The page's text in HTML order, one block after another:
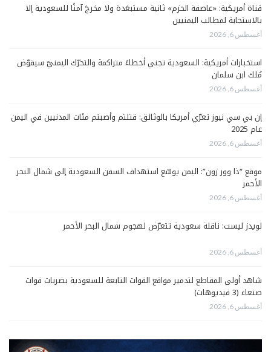
قناة أمريكية: «عاصفة الحزم» ثانية مستبعَدة ولا مخرجَ آمنًا للسعودية إلا
بالاستجابة لمطالب اليمنيين
أغسطس 6, 2026
استخبارات أمريكية: السعودية تجني أخطاءً متراكمة والتحرّك اليمنيّ سيقوّض
مُلك ابن سلمان
أغسطس 6, 2026
إن بي سي نيوز تعرّي أمريكا بالوثائق: قتلتم وأصبتم مئات المدنيين في اليمن
عام 2025
أغسطس 6, 2026
موقع “ذا وور زون”: اليمن يوسّع استهداف السفن السعودية إلى شمال البحر
الأحمر
أغسطس 6, 2026
لويدز ليست: ناقلة سعودية تتعرّض لهجوم شمال البحر الأحمر
أغسطس 6, 2026
شاهد أولى المقاطع لتدمير مواقع القوات التابعة للسعودية بضربات قوات
صنعاء (3 فيديوهات)
أغسطس 6, 2026